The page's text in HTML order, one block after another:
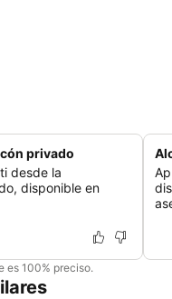
privado
desde la
disponible en
es 100% preciso.